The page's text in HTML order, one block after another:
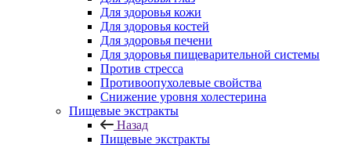
Для здоровья кожи
Для здоровья костей
Для здоровья печени
Для здоровья пищеварительной системы
Против стресса
Противоопухолевые свойства
Снижение уровня холестерина
Пищевые экстракты
Назад
Пищевые экстракты